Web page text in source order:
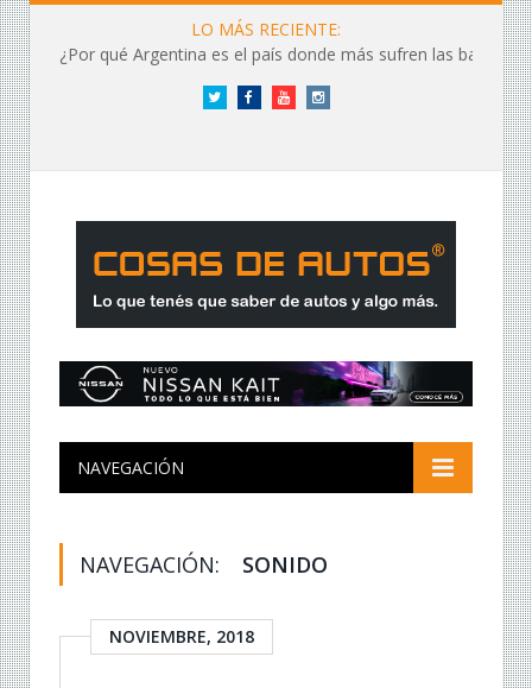
LO MÁS RECIENTE:
¿Por qué Argentina es el país donde más sufren las baterías?
Twitter FacebookYouTubeInstagram
NAVEGACIÓN
NAVEGACIÓN: SONIDO
NOVIEMBRE, 2018